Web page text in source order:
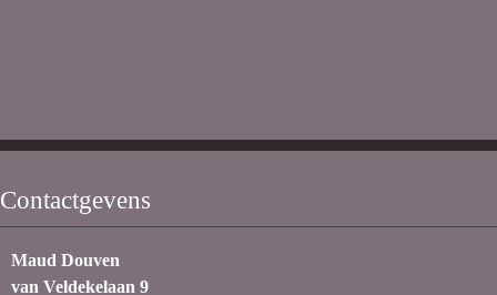
Contactgevens
Maud Douven
van Veldekelaan 9